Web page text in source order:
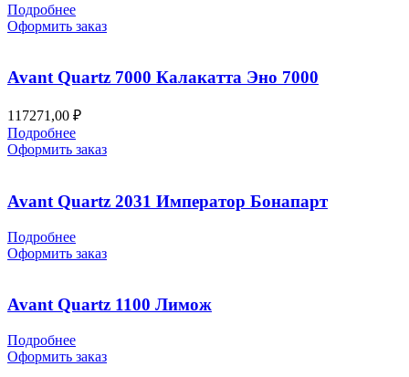
Подробнее
Оформить заказ
Avant Quartz 7000 Калакатта Эно 7000
117271,00 ₽
Подробнее
Оформить заказ
Avant Quartz 2031 Император Бонапарт
Подробнее
Оформить заказ
Avant Quartz 1100 Лимож
Подробнее
Оформить заказ